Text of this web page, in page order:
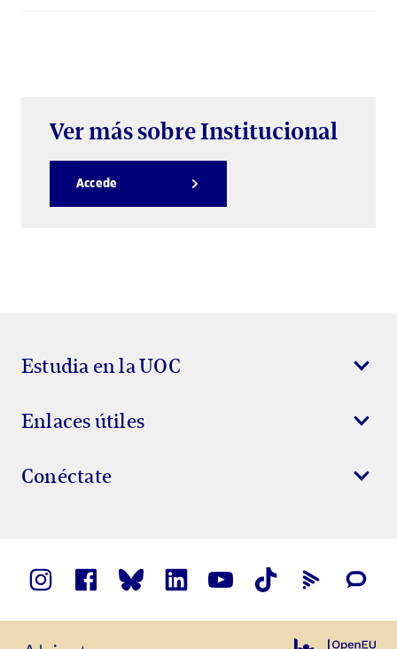
Ver más sobre Institucional
Accede
Estudia en la UOC
Enlaces útiles
Conéctate